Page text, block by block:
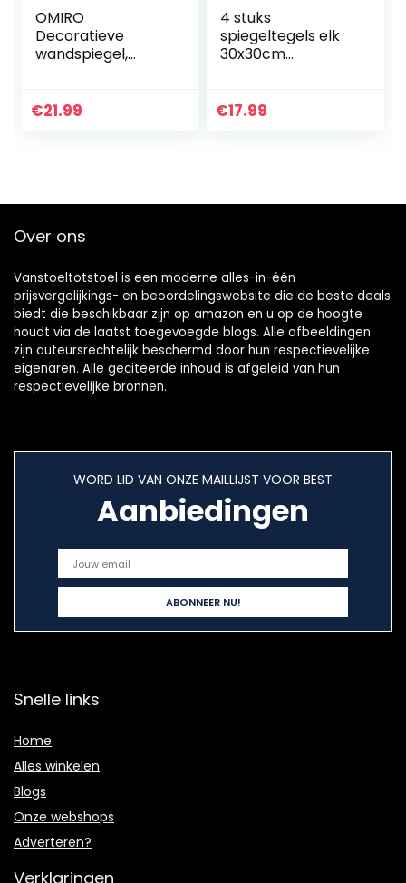
OMIRO
Decoratieve
wandspiegel,
slaapkamer
€21.99
4 stuks
spiegeltegels elk
30x30cm
spiegel
€17.99
Over ons
Vanstoeltotstoel is een moderne alles-in-één
prijsvergelijkings- en beoordelingswebsite die de beste deals
biedt die beschikbaar zijn op amazon en u op de hoogte
houdt via de laatst toegevoegde blogs. Alle afbeeldingen
zijn auteursrechtelijk beschermd door hun respectievelijke
eigenaren. Alle geciteerde inhoud is afgeleid van hun
respectievelijke bronnen.
WORD LID VAN ONZE MAILLIJST VOOR BEST
Aanbiedingen
Snelle links
Home
Alles winkelen
Blogs
Onze webshops
Adverteren?
Verklaringen